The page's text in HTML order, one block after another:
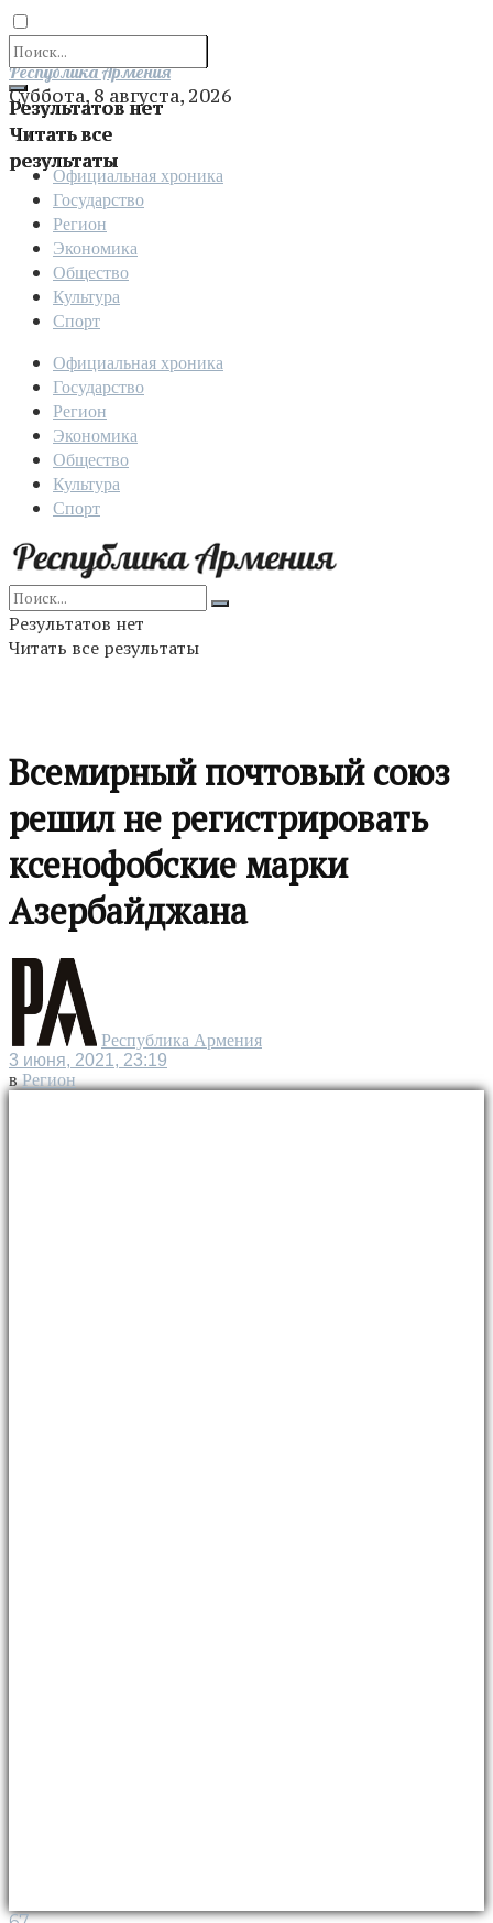
Результатов нет
Читать все
результаты
Отправить
Республика Армения
Суббота, 8 августа, 2026
Официальная хроника
Государство
Регион
Экономика
Общество
Культура
Спорт
Официальная хроника
Государство
Регион
Экономика
Общество
Культура
Спорт
Результатов нет
Читать все результаты
Всемирный почтовый союз
решил не регистрировать
ксенофобские марки
Азербайджана
Республика Армения
3 июня, 2021, 23:19
в Регион